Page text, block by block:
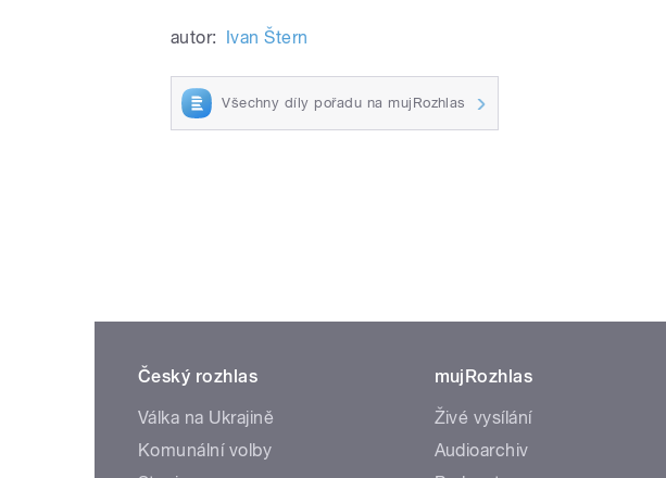
autor: Ivan Štern
Všechny díly pořadu na mujRozhlas
Český rozhlas
Válka na Ukrajině
Komunální volby
mujRozhlas
Živé vysílání
Audioarchiv